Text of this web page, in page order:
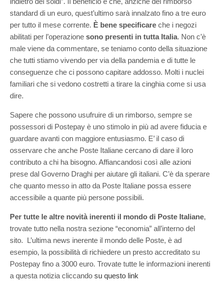
standard di un euro, quest’ultimo sarà innalzato fino a tre euro
per tutto il mese corrente. È bene specificare che i negozi
abilitati per l’operazione sono presenti in tutta Italia. Non c’è
male viene da commentare, se teniamo conto della situazione
che tutti stiamo vivendo per via della pandemia e di tutte le
conseguenze che ci possono capitare addosso. Molti i nuclei
familiari che si vedono costretti a tirare la cinghia come si usa
dire.
Sapere che possono usufruire di un rimborso, sempre se
possessori di Postepay è uno stimolo in più ad avere fiducia e
guardare avanti con maggiore entusiasmo. E’ il caso di
osservare che anche Poste Italiane cercano di dare il loro
contributo a chi ha bisogno. Affiancandosi così alle azioni
prese dal Governo Draghi per aiutare gli italiani. C’è da sperare
che quanto messo in atto da Poste Italiane possa essere
accessibile a quante più persone possibili.
Per tutte le altre novità inerenti il mondo di Poste Italiane,
trovate tutto nella nostra sezione “economia” all’interno del
sito. L’ultima news inerente il mondo delle Poste, è ad
esempio, la possibilità di richiedere un presto accreditato su
Postepay fino a 3000 euro. Trovate tutte le informazioni inerenti
a questa notizia cliccando su questo link